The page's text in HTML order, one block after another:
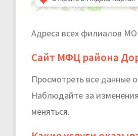
Адреса всех филиалов МО
Сайт МФЦ района
Просмотреть все данные
Наблюдайте за
меняться.